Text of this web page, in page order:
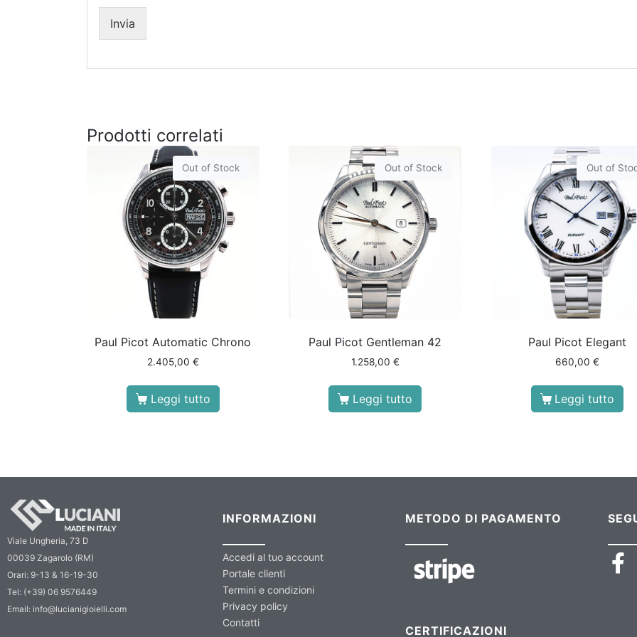
Invia
Prodotti correlati
Out of Stock
Paul Picot Automatic Chrono
2.405,00 €
Leggi tutto
Out of Stock
Paul Picot Gentleman 42
1.258,00 €
Leggi tutto
Out of
Paul Picot Elegant
660,00 €
Leggi tutto
Viale Ungheria, 73 D
00039 Zagarolo (RM)
Orari: 9-13 & 16-19-30
Tel: (+39) 06 9576449
Email: info@lucianigioielli.com
INFORMAZIONI
Accedi al tuo account
Portale clienti
Termini e condizioni
Privacy policy
Contatti
METODO DI PAGAMENTO
CERTIFICAZIONI